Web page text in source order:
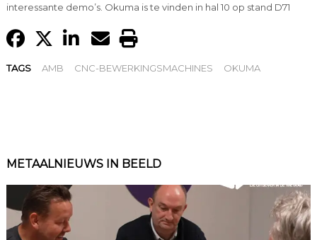
interessante demo’s. Okuma is te vinden in hal 10 op stand D71
TAGS AMB CNC-BEWERKINGSMACHINES OKUMA
METAALNIEUWS IN BEELD